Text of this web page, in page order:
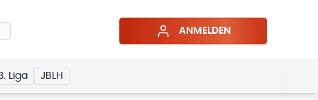
ANMELDEN
Liga JBLH